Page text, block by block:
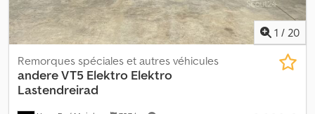
1 / 20
Remorques spéciales et autres véhicules
andereVT5 Elektro Elektro
Lastendreirad